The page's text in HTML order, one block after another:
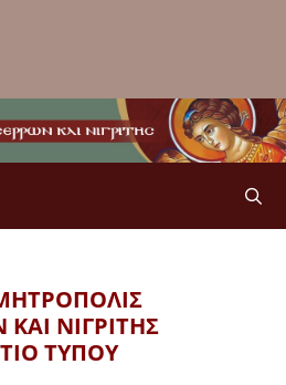
ΝΙΓΡΙΤΗΣ
ΤΥΠΟΥ